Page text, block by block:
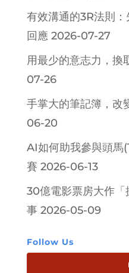
有效溝通的3R法則
回應 2026-07-27
用最少的意志力，換
07-26
手掌大的筆記簿，改
06-20
AI如何助我參與頭
賽 2026-06-13
30億電影票房大作「
事 2026-05-09
Follow Us